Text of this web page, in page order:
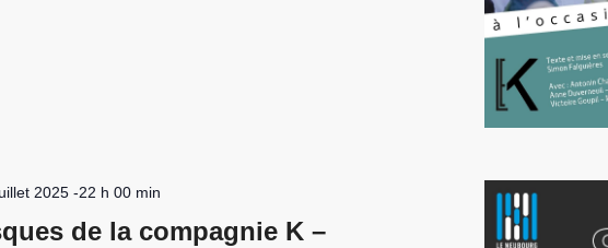
2025 -22 h 00 min
de la compagnie K –